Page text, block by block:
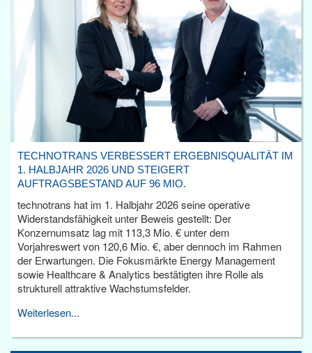
TECHNOTRANS VERBESSERT ERGEBNISQUALITÄT IM
1. HALBJAHR 2026 UND STEIGERT
AUFTRAGSBESTAND AUF 96 MIO.
technotrans hat im 1. Halbjahr 2026 seine operative
Widerstandsfähigkeit unter Beweis gestellt: Der
Konzernumsatz lag mit 113,3 Mio. € unter dem
Vorjahreswert von 120,6 Mio. €, aber dennoch im Rahmen
der Erwartungen. Die Fokusmärkte Energy Management
sowie Healthcare & Analytics bestätigten ihre Rolle als
strukturell attraktive Wachstumsfelder.
Weiterlesen...